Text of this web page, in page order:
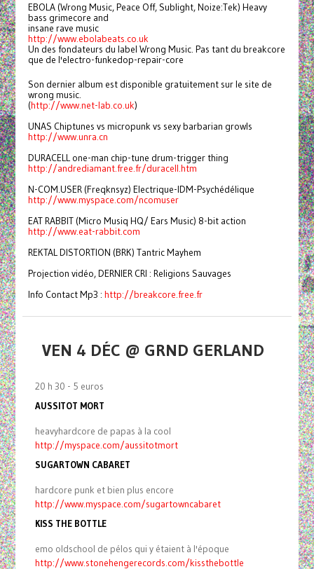
EBOLA (Wrong Music, Peace Off, Sublight, Noize:Tek) Heavy
bass grimecore and
insane rave music
http://www.ebolabeats.co.uk
Un des fondateurs du label Wrong Music. Pas tant du breakcore
que de l'electro-funkedop-repair-core
Son dernier album est disponible gratuitement sur le site de
wrong music.
(http://www.net-lab.co.uk)
UNAS Chiptunes vs micropunk vs sexy barbarian growls
http://www.unra.cn
DURACELL one-man chip-tune drum-trigger thing
http://andrediamant.free.fr/duracell.htm
N-COM.USER (Freqknsyz) Electrique-IDM-Psychédélique
http://www.myspace.com/ncomuser
EAT RABBIT (Micro Musiq HQ/ Ears Music) 8-bit action
http://www.eat-rabbit.com
REKTAL DISTORTION (BRK) Tantric Mayhem
Projection vidéo, DERNIER CRI : Religions Sauvages
Info Contact Mp3 : http://breakcore.free.fr
VEN 4 DÉC @ GRND GERLAND
20 h 30 - 5 euros
AUSSITOT MORT
heavyhardcore de papas à la cool
http://myspace.com/aussitotmort
SUGARTOWN CABARET
hardcore punk et bien plus encore
http://www.myspace.com/sugartowncabaret
KISS THE BOTTLE
emo oldschool de pélos qui y étaient à l'époque
http://www.stonehengerecords.com/kissthebottle